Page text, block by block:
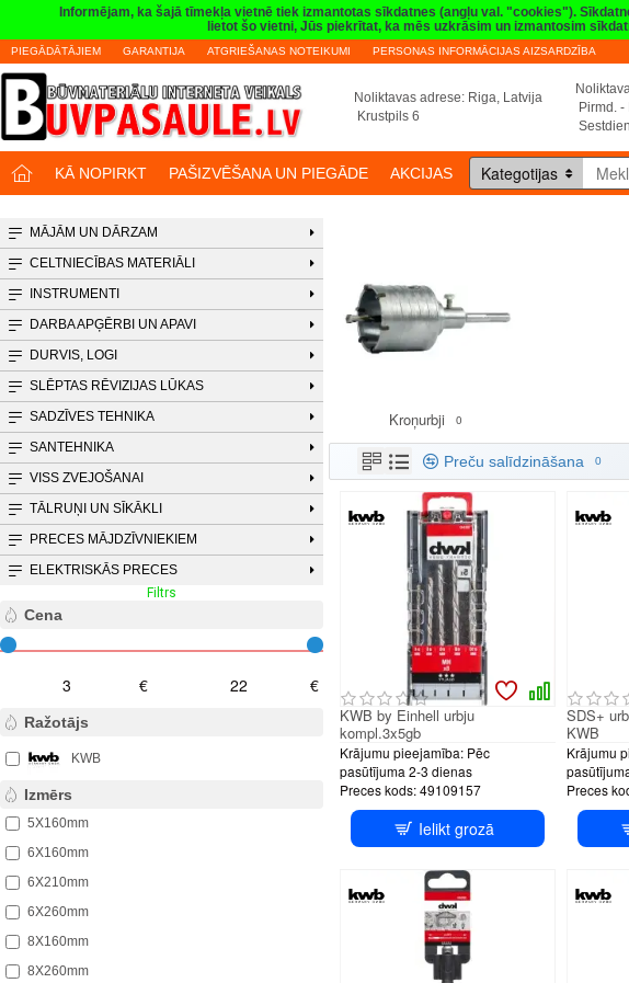
Informējam, ka šajā tīmekļa vietnē tiek izmantotas sīkdatnes (angļu val. "cookies").
lietot šo vietni, Jūs piekrītat, ka mēs uzkrāsim un izmantosim
PIEGĀDĀTĀJIEM GARANTIJA ATGRIEŠANAS NOTEIKUMI PERSONAS INFORMĀCIJAS AIZSARDZĪBA
Noliktavas adrese: Riga, Latvija
Krustpils 6
Pirmd.
KĀ NOPIRKT PAŠIZVĒŠANA UN PIEGĀDE AKCIJAS Kategotijas
MĀJĀM UN DĀRZAM
CELTNIECĪBAS MATERIĀLI
INSTRUMENTI
DARBA APĢĒRBI UN APAVI
DURVIS, LOGI
SLĒPTAS RĒVIZIJAS LŪKAS
SADZĪVES TEHNIKA
SANTEHNIKA
VISS ZVEJOŠANAI
TĀLRUŅI UN SĪKĀKLI
PRECES MĀJDZĪVNIEKIEM
ELEKTRISKĀS PRECES
Filtrs
Cena
€ €
Ražotājs
KWB
Izmērs
5X160mm
6X160mm
6X210mm
6X260mm
8X160mm
8X260mm
Kroņurbji 0
Preču salīdzināšana 0
Krājumu pieejamība: Pēc
pasūtījuma 2-3 dienas
Preces kods:49109157
KWB by Einhell urbju
kompl.3x5gb
Ielikt grozā
Krājumu
Preces
SDS+
KWB